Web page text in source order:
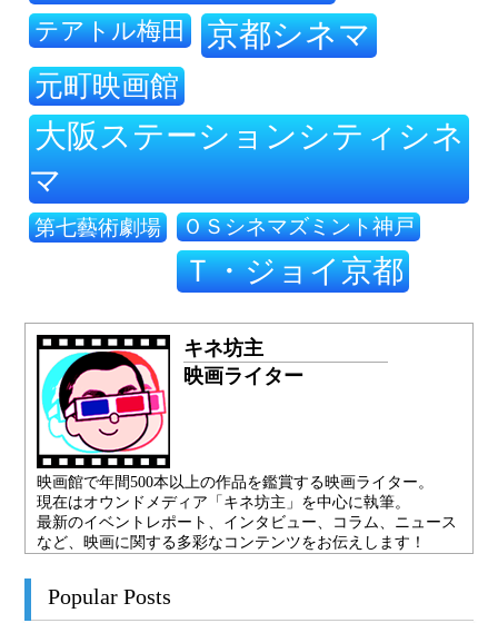
テアトル梅田 京都シネマ
元町映画館
大阪ステーションシティシネ
マ
第七藝術劇場 ＯＳシネマズミント神戸
Ｔ・ジョイ京都
キネ坊主
映画ライター
映画館で年間500本以上の作品を鑑賞する映画ライター。
現在はオウンドメディア「キネ坊主」を中心に執筆。
最新のイベントレポート、インタビュー、コラム、ニュース
など、映画に関する多彩なコンテンツをお伝えします！
Popular Posts